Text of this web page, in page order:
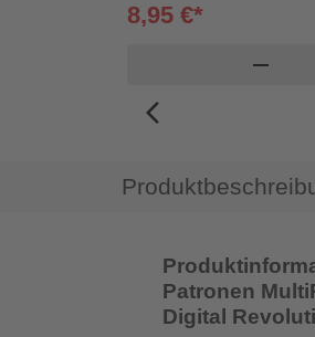
8,95 €*
remove
arrow_back_ios_new
Patronen
Digital